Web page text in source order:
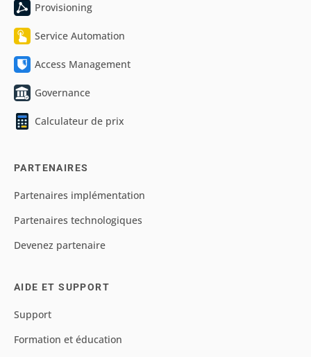
Provisioning
Service Automation
Access Management
Governance
Calculateur de prix
PARTENAIRES
Partenaires implémentation
Partenaires technologiques
Devenez partenaire
AIDE ET SUPPORT
Support
Formation et éducation